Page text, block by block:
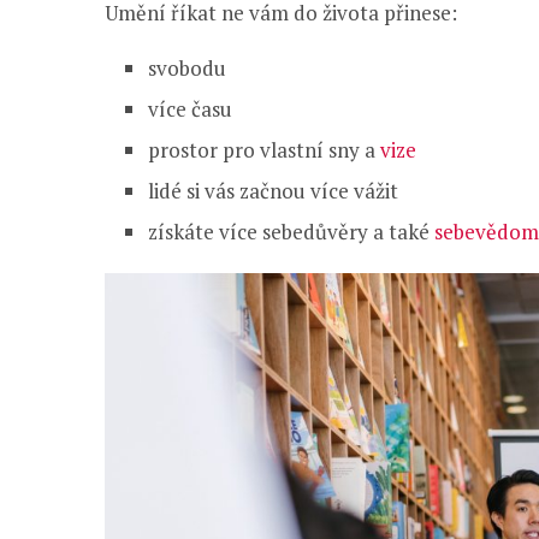
Umění říkat ne vám do života přinese:
svobodu
více času
prostor pro vlastní sny avize
lidé si vás začnou více vážit
získáte více sebedůvěry a také